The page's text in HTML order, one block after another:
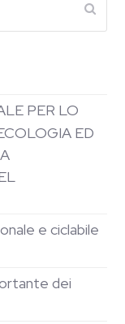
PER LO
ED
e ciclabile
dei